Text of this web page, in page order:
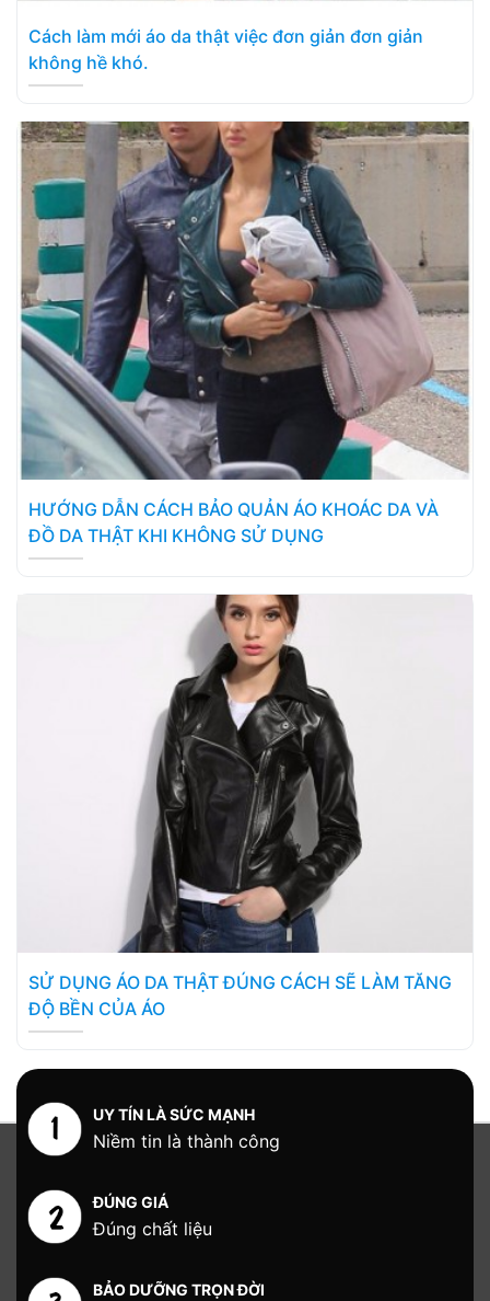
Cách làm mới áo da thật việc đơn giản đơn giản
không hề khó.
HƯỚNG DẪN CÁCH BẢO QUẢN ÁO KHOÁC DA VÀ
ĐỒ DA THẬT KHI KHÔNG SỬ DỤNG
SỬ DỤNG ÁO DA THẬT ĐÚNG CÁCH SẼ LÀM TĂNG
ĐỘ BỀN CỦA ÁO
UY TÍN LÀ SỨC MẠNH
Niềm tin là thành công
ĐÚNG GIÁ
Đúng chất liệu
BẢO DƯỠNG TRỌN ĐỜI